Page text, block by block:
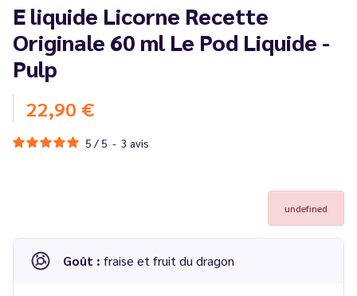
E liquide Licorne Recette
Originale 60 ml Le Pod Liquide -
Pulp
22,90 €
5 / 5 - 3 avis
undefined
Goût : fraise et fruit du dragon